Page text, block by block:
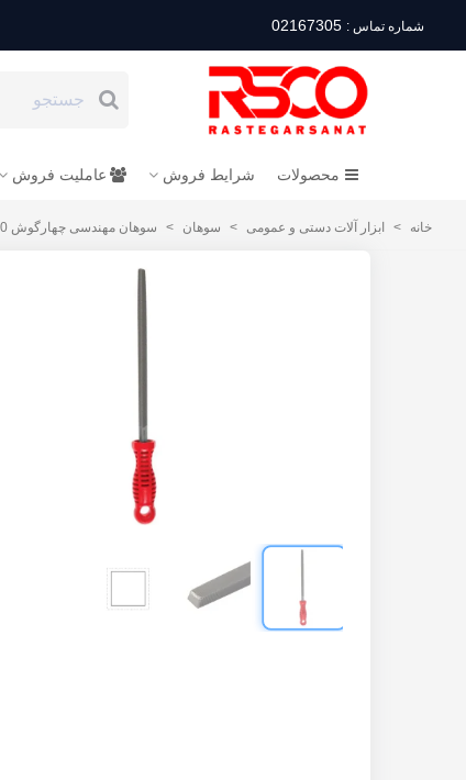
شماره تماس :
محصولات شرایط فروش عاملیت فروش
خانه > ابزار آلات دستی و عمومی > سوهان > سوهان مهندسی چهارگوش 250 میلیمتر ایران پتک مدل PB 25250